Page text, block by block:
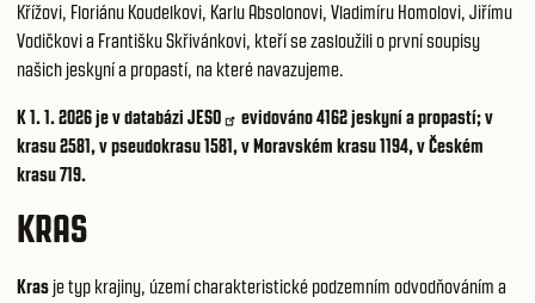
Křížovi, Floriánu Koudelkovi, Karlu Absolonovi, Vladimíru Homolovi, Jiřímu
Vodičkovi a Františku Skřivánkovi, kteří se zasloužili o první soupisy
našich jeskyní a propastí, na které navazujeme.
K 1. 1. 2026 je v databázi JESO
evidováno 4162 jeskyní a propastí; v
krasu 2581, v pseudokrasu 1581, v Moravském krasu 1194, v Českém
krasu 719.
KRAS
Kras je typ krajiny, území charakteristické podzemním odvodňováním a